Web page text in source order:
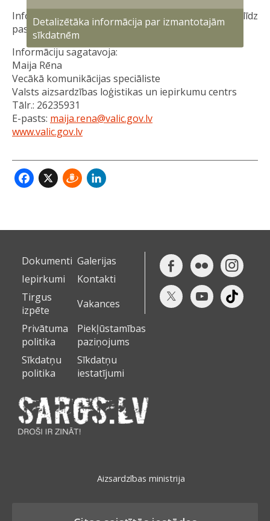
Informējam, ka personas dati tiks uzglabāti līdz
pasākuma noslēgumam 7. jūnijā.
Informāciju sagatavoja:
Maija Rēna
Vecākā komunikācijas speciāliste
Valsts aizsardzības loģistikas un iepirkumu centrs
Tālr.: 26235931
E-pasts: maija.rena@valic.gov.lv
www.valic.gov.lv
Facebook
X Draugiem
Dokumenti Galerijas
Iepirkumi
Kontakti
Tirgus
izpēte
Vakances
Privātuma
politika
Piekļūstamības
paziņojums
Sīkdatņu
politika
Sīkdatņu
iestatījumi
Aizsardzības ministrija
Detalizētāka informācija par izmantotajām
sīkdatnēm